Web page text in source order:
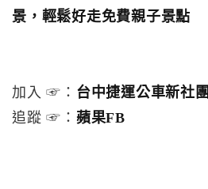
景，輕鬆好走免費親子景點
加入 ☞： 台中捷運公車新社團
追蹤 ☞： 蘋果FB